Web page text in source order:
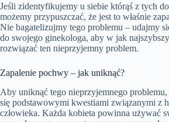
Jeśli zidentyfikujemy u siebie którąś z tych
możemy przypuszczać, że jest to właśnie
Nie bagatelizujmy tego problemu – udajmy
do swojego ginekologa, aby w jak
rozwiązać ten nieprzyjemny problem.
Zapalenie pochwy – jak uniknąć?
Aby uniknąć tego nieprzyjemnego
się podstawowymi kwestiami związanymi z
człowieka. Każda kobieta powinna używać